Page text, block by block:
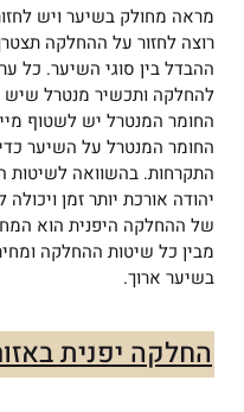
מראה מחולק בשיער ויש
רוצה לחזור על ההחלקה
ההבדל בין סוגי השיער. כל
להחלקה ותכשיר מנטרל
החומר המנטרל יש לשטוף
החומר המנטרל על השיער
התקרחות. בהשוואה לשיטות
של ההחלקה היפנית הוא
בשיער ארוך.
החלקה יפנית